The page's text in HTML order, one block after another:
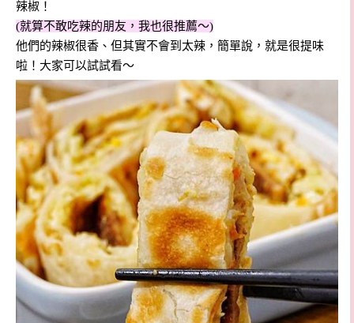
辣椒！
(就算不敢吃辣的朋友，我也很推薦～)
他們的辣椒很香、但其實不會到太辣，簡單說，就是很提味
啦！大家可以試試看～